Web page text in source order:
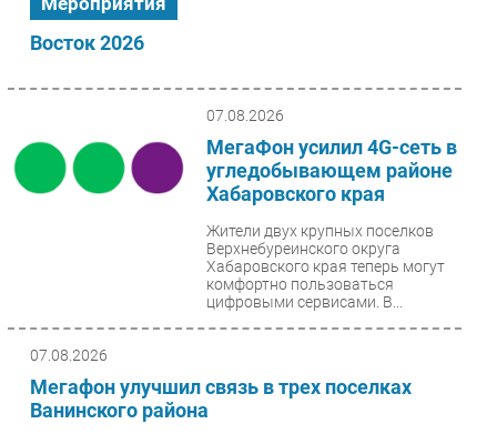
Интернет
Мобильная связь
Рынок ПК
Маркетинг
Кадры
Регулирование
Финансы
Web
Восток 2026
07.08.2026
МегаФон усилил 4G-сеть в
угледобывающем районе
Хабаровского края
Жители двух крупных поселков
Верхнебуреинского округа
Хабаровского края теперь могут
комфортно пользоваться
цифровыми сервисами. В...
07.08.2026
Мегафон улучшил связь в трех поселках
Ванинского района